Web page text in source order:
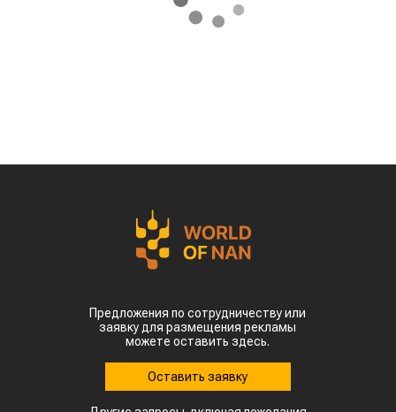
Предложения по сотрудничеству или
заявку для размещения рекламы
можете оставить здесь.
Оставить заявку